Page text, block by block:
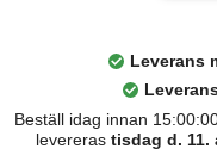
Leverans
Beställ idag innan
levereras tisdag d. 11.